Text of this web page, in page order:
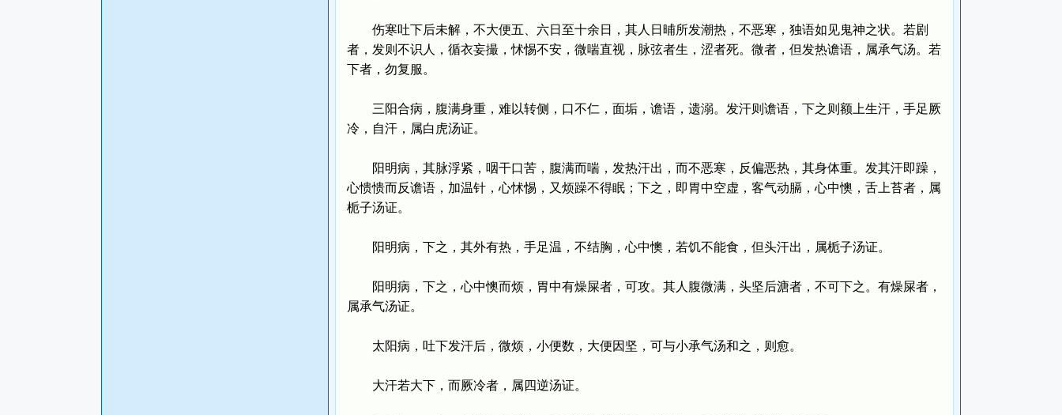
伤寒吐下后未解，不大便五、六日至十余日，其人日晡所发潮热，不恶寒，独语如见鬼神之状。若剧
者，发则不识人，循衣妄撮，怵惕不安，微喘直视，脉弦者生，涩者死。微者，但发热谵语，属承气汤。若
下者，勿复服。
三阳合病，腹满身重，难以转侧，口不仁，面垢，谵语，遗溺。发汗则谵语，下之则额上生汗，手足厥
冷，自汗，属白虎汤证。
阳明病，其脉浮紧，咽干口苦，腹满而喘，发热汗出，而不恶寒，反偏恶热，其身体重。发其汗即躁，
心愦愦而反谵语，加温针，心怵惕，又烦躁不得眠；下之，即胃中空虚，客气动膈，心中懊，舌上苔者，属
栀子汤证。
阳明病，下之，其外有热，手足温，不结胸，心中懊，若饥不能食，但头汗出，属栀子汤证。
阳明病，下之，心中懊而烦，胃中有燥屎者，可攻。其人腹微满，头坚后溏者，不可下之。有燥屎者，
属承气汤证。
太阳病，吐下发汗后，微烦，小便数，大便因坚，可与小承气汤和之，则愈。
大汗若大下，而厥冷者，属四逆汤证。